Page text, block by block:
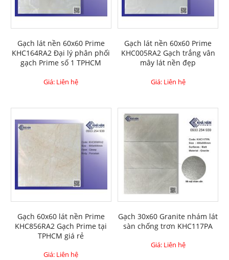
Gạch lát nền 60x60 Prime
KHC164RA2 Đại lý phân phối
gạch Prime số 1 TPHCM
Giá: Liên hệ
Gạch lát nền 60x60 Prime
KHC005RA2 Gạch trắng vân
mây lát nền đẹp
Giá: Liên hệ
Gạch 60x60 lát nền Prime
KHC856RA2 Gạch Prime tại
TPHCM giá rẻ
Giá: Liên hệ
Gạch 30x60 Granite nhám lát
sàn chống trơn KHC117PA
Giá: Liên hệ